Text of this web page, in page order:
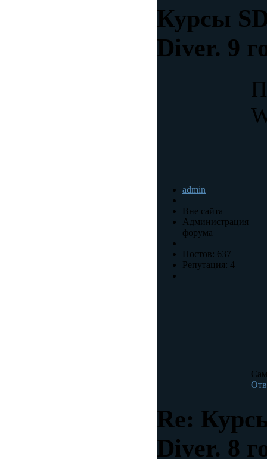
Курсы
Diver. 9
admin
Вне сайта
Администрация
форума
Постов: 637
Репутация: 4
Re:
Diver. 8